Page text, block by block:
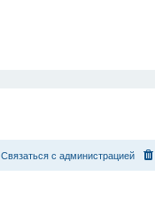
Связаться с администрацией